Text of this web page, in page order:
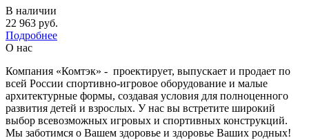
В наличии
22 963 руб.
Подробнее
О нас
Компания «Комтэк» - проектирует, выпускает и продает по
всей России спортивно-игровое оборудование и малые
архитектурные формы, создавая условия для полноценного
развития детей и взрослых. У нас вы встретите широкий
выбор всевозможных игровых и спортивных конструкций.
Мы заботимся о Вашем здоровье и здоровье Ваших родных!